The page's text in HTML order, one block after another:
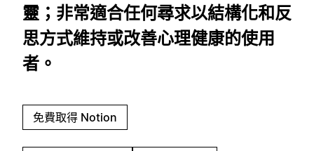
靈；非常適合任何尋求以結構化和反
思方式維持或改善心理健康的使用
者。
免費取得 Notion